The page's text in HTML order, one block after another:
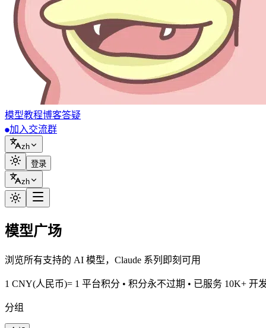
模型教程博客答疑
加入交流群
zh
登录
zh
模型广场
浏览所有支持的 AI 模型，Claude 系列即刻可用
1 CNY(人民币)= 1 平台积分 • 积分永不过期 • 已服务 10K+ 开
分组